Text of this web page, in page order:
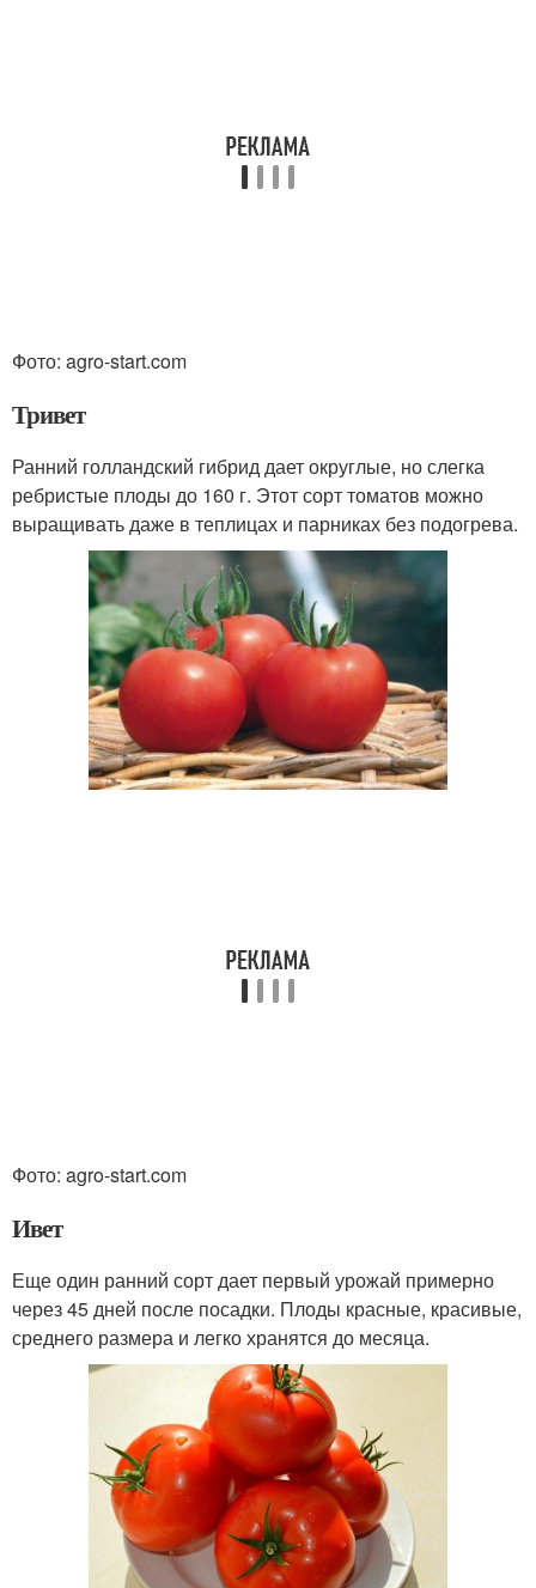
Фото: agro-start.com
Тривет
Ранний голландский гибрид дает округлые, но слегка
ребристые плоды до 160 г. Этот сорт томатов можно
выращивать даже в теплицах и парниках без подогрева.
Фото: agro-start.com
Ивет
Еще один ранний сорт дает первый урожай примерно
через 45 дней после посадки. Плоды красные, красивые,
среднего размера и легко хранятся до месяца.